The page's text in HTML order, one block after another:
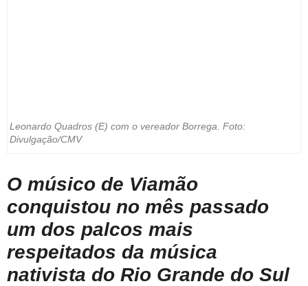
Leonardo Quadros (E) com o vereador Borrega. Foto:
Divulgação/CMV
O músico de Viamão
conquistou no mês passado
um dos palcos mais
respeitados da música
nativista do Rio Grande do Sul